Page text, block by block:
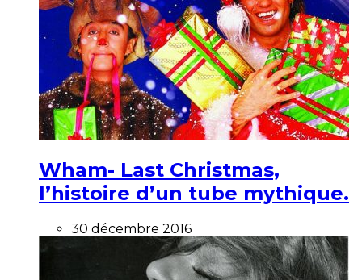
Wham- Last Christmas,
l’histoire d’un tube mythique.
30 décembre 2016